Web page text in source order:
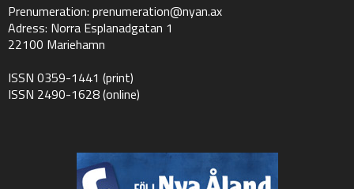
Prenumeration: prenumeration@nyan.ax
Adress: Norra Esplanadgatan 1
22100 Mariehamn
ISSN 0359-1441 (print)
ISSN 2490-1628 (online)